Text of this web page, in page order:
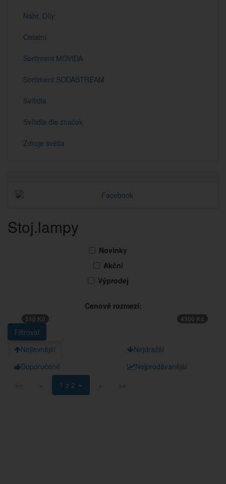
Náhr. Díly
Ostatní
Sortiment MOVIDA
Sortiment SODASTREAM
Svítidla
Svítidla dle značek
Zdroje světla
Stoj.lampy
Novinky
Akční
Výprodej
Cenové rozmezí:
510 Kč 4500 Kč
Nejlevnější
Nejdražší
Doporučené
Nejprodávanější
««
« 1 z 2 » »»